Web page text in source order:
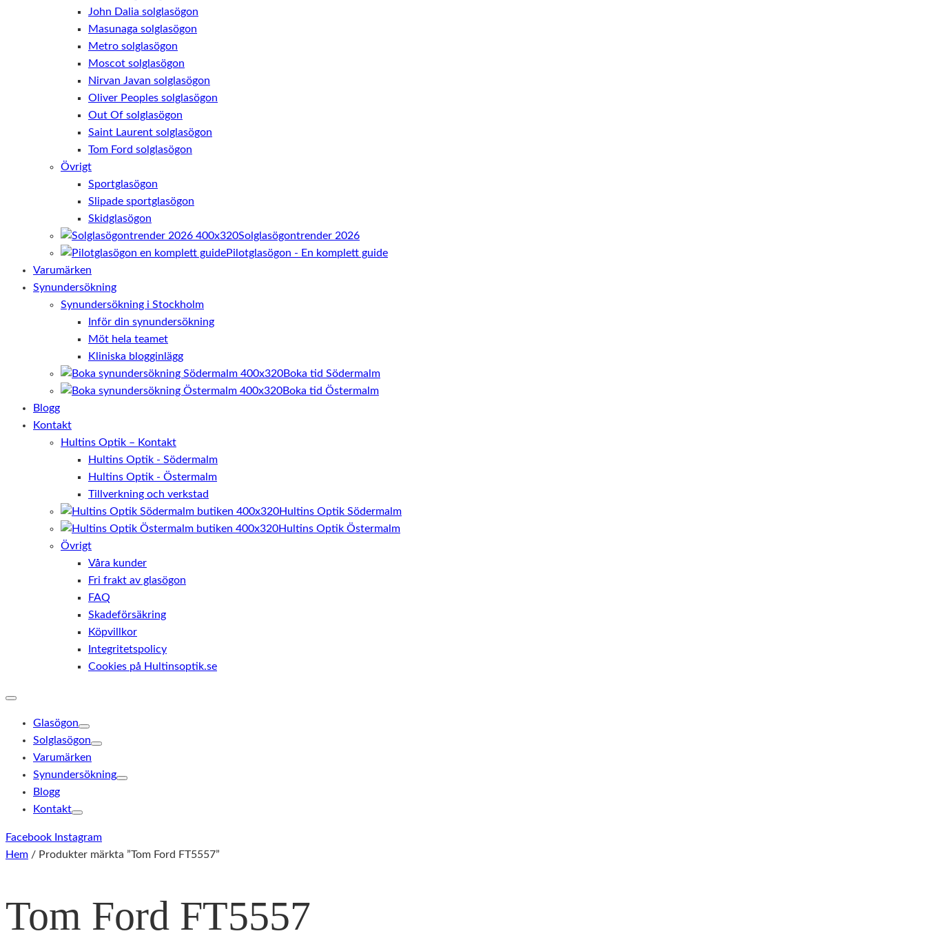
John Dalia solglasögon
Masunaga solglasögon
Metro solglasögon
Moscot solglasögon
Nirvan Javan solglasögon
Oliver Peoples solglasögon
Out Of solglasögon
Saint Laurent solglasögon
Tom Ford solglasögon
Övrigt
Sportglasögon
Slipade sportglasögon
Skidglasögon
Solglasögontrender 2026
Pilotglasögon - En komplett guide
Varumärken
Synundersökning
Synundersökning i Stockholm
Inför din synundersökning
Möt hela teamet
Kliniska blogginlägg
Boka tid Södermalm
Boka tid Östermalm
Blogg
Kontakt
Hultins Optik – Kontakt
Hultins Optik - Södermalm
Hultins Optik - Östermalm
Tillverkning och verkstad
Hultins Optik Södermalm
Hultins Optik Östermalm
Övrigt
Våra kunder
Fri frakt av glasögon
FAQ
Skadeförsäkring
Köpvillkor
Integritetspolicy
Cookies på Hultinsoptik.se
Glasögon
Solglasögon
Varumärken
Synundersökning
Blogg
Kontakt
Facebook Instagram
Hem / Produkter märkta ”Tom Ford FT5557”
Tom Ford FT5557